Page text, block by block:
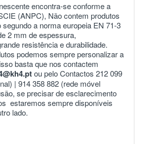
encontra-se conforme a
(ANPC), Não contem produtos
a norma europeia EN 71-3
2 mm de espessura,
resistência e durabilidade.
podemos sempre personalizar a
basta que nos contactem
ou pelo Contactos 212 099
| 914 358 882 (rede móvel
se precisar de esclarecimento
estaremos sempre disponíveis
lado.